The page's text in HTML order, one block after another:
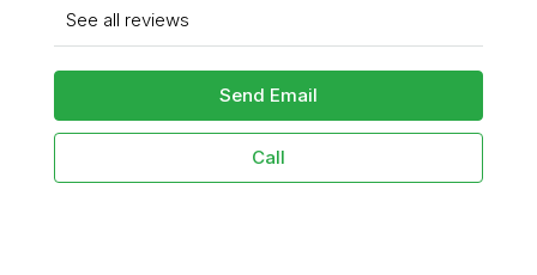
See all reviews
Send Email
Call